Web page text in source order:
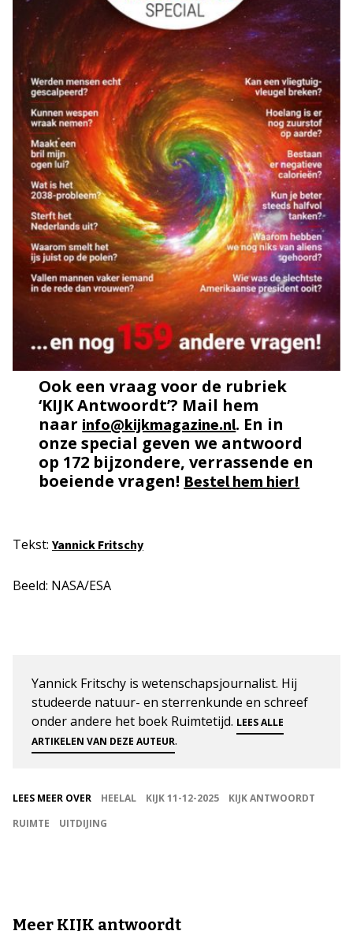
Ook een vraag voor de rubriek
‘KIJK Antwoordt’? Mail hem
naar info@kijkmagazine.nl. En in
onze special geven we antwoord
op 172 bijzondere, verrassende en
boeiende vragen! Bestel hem hier!
Tekst: Yannick Fritschy
Beeld: NASA/ESA
Yannick Fritschy is wetenschapsjournalist. Hij
studeerde natuur- en sterrenkunde en schreef
onder andere het boek Ruimtetijd. LEES ALLE
ARTIKELEN VAN DEZE AUTEUR.
LEES MEER OVER HEELAL KIJK 11-12-2025
KIJK ANTWOORDT
RUIMTE
UITDIJING
Meer KIJK antwoordt